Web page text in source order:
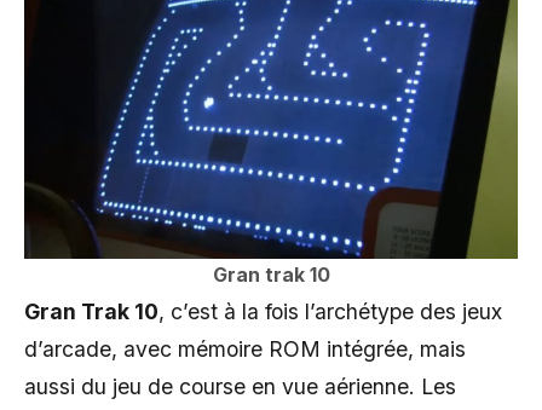
Gran trak 10
Gran Trak 10, c’est à la fois l’archétype des jeux
d’arcade, avec mémoire ROM intégrée, mais
aussi du jeu de course en vue aérienne. Les